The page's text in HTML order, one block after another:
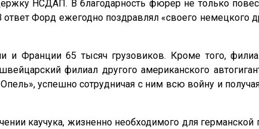
НСДАП. В благодарность фюрер не только
Форд ежегодно поздравлял «своего немецкого
и Франции 65 тысяч грузовиков. Кроме того,
филиал другого американского
успешно сотрудничая с ним всю войну и
каучука, жизненно необходимого для